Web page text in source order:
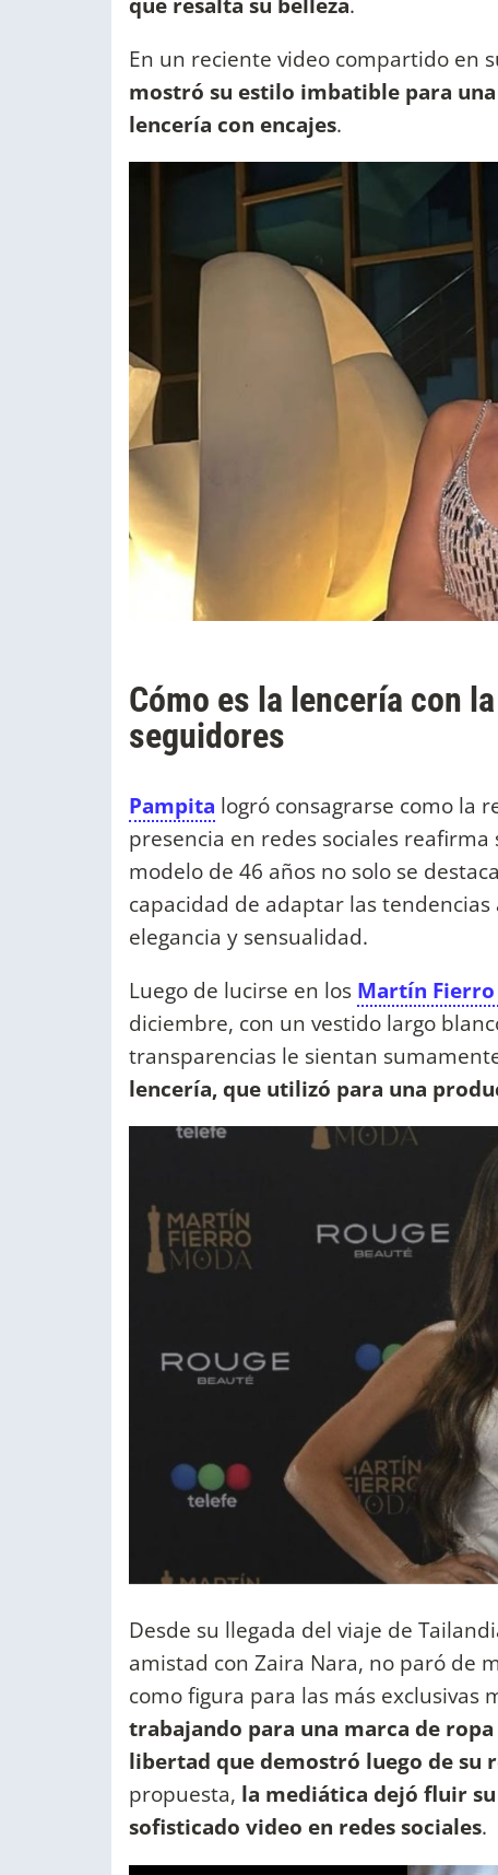
En un reciente video compartido en
mostró su estilo imbatible para
lencería con encajes.
Cómo es la lencería con
seguidores
Pampita logró consagrarse como la
presencia en redes sociales
modelo de 46 años no solo se
capacidad de adaptar las
elegancia y sensualidad.
Luego de lucirse en los Martín Fierro
diciembre, con un vestido largo
transparencias le sientan
lencería, que utilizó para una
Desde su llegada del viaje de
amistad con Zaira Nara, no paró de
como figura para las más exclusivas
trabajando para una marca de
libertad que demostró luego de su
propuesta, la mediática dejó fluir
sofisticado video en redes sociales.